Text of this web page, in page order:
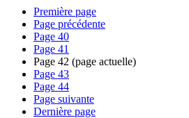
Première page
Page précédente
Page 40
Page 41
Page 42 (page actuelle)
Page 43
Page 44
Page suivante
Dernière page